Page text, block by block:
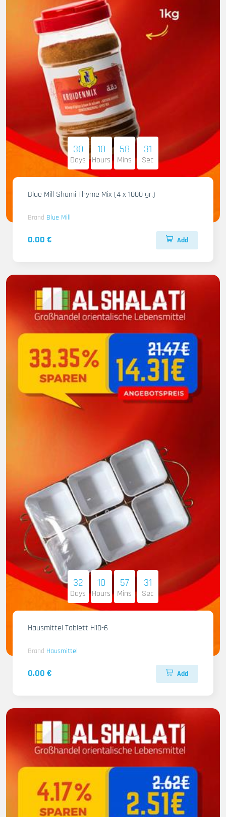
30
Days
10
Hours
58
Mins
30
Sec
Blue Mill Shami Thyme Mix (4 x 1000 gr.)
Brand Blue Mill
0.00 € Add
32
Days
10
Hours
57
Mins
30
Sec
Hausmittel Tablett H10-6
Brand Hausmittel
0.00 € Add